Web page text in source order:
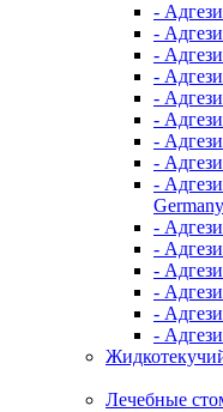
-
-
-
-
-
-
-
-
-
Germany
-
-
-
-
-
-
Лечебные